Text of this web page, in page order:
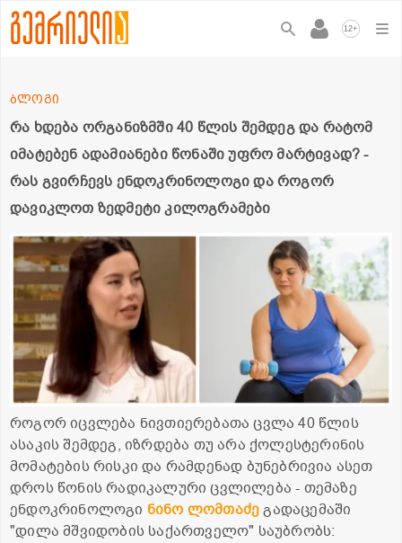
12+
რა ხდება ორგანიზმში 40 წლის შემდეგ და რატომ
იმატებენ ადამიანები წონაში უფრო მარტივად? -
რას გვირჩევს ენდოკრინოლოგი და როგორ
დავიკლოთ ზედმეტი კილოგრამები
ბლოგი
როგორ იცვლება ნივთიერებათა ცვლა 40 წლის
ასაკის შემდეგ, იზრდება თუ არა ქოლესტერინის
მომატების რისკი და რამდენად ბუნებრივია ასეთ
დროს წონის რადიკალური ცვლილება - თემაზე
ენდოკრინოლოგი ნინო ლომთაძეგადაცემაში
"დილა მშვიდობის საქართველო" საუბრობს: